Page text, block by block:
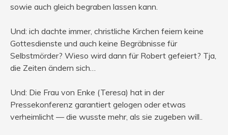
sowie auch gleich begraben lassen kann.
Und: ich dachte immer, christliche Kirchen feiern keine
Gottesdienste und auch keine Begräbnisse für
Selbstmörder? Wieso wird dann für Robert gefeiert? Tja,
die Zeiten ändern sich…
Und: Die Frau von Enke (Teresa) hat in der
Pressekonferenz garantiert gelogen oder etwas
verheimlicht — die wusste mehr, als sie zugeben will..